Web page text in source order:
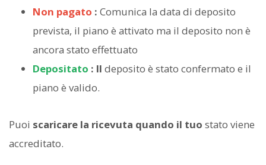
Non pagato : Comunica la data di deposito
prevista, il piano è attivato ma il deposito non è
ancora stato effettuato
Depositato : Il deposito è stato confermato e il
piano è valido.
Puoi scaricare la ricevuta quando il tuo stato viene
accreditato.